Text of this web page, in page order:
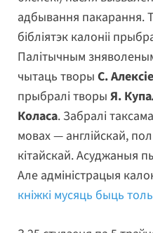
адбывання пакарання.
бібліятэк калоніі
Палітычным
чытаць творы С.
прыбралі творы Я.
Коласа. Забралі
мовах — англійскай,
кітайскай. Асуджаныя
Але адміністрацыя
кніжкі мусяць быць